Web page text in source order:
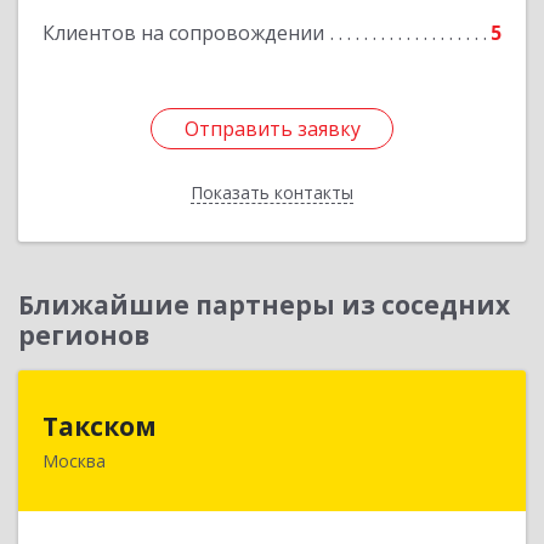
Клиентов на сопровождении 5
Отправить заявку
Показать контакты
Подробнее
Отправить заявку
Назад
Ближайшие партнеры из соседних
регионов
Такском
Москва119034, Москва г, Барыковский пер, дом №